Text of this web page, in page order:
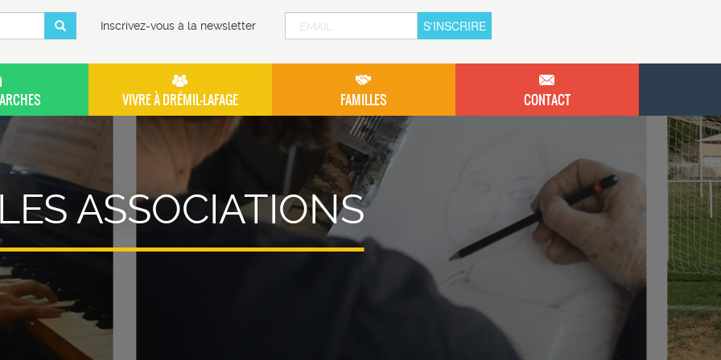
Inscrivez-vous à la newsletter S'INSCRIRE
VIVRE À DRÉMIL-LAFAGE FAMILLES CONTACT
LES ASSOCIATIONS